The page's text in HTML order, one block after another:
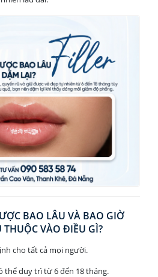
BAO LÂU VÀ BAO GIỜ
VÀO ĐIỀU GÌ?
cho tất cả mọi người.
thể duy trì từ 6 đến 18 tháng.